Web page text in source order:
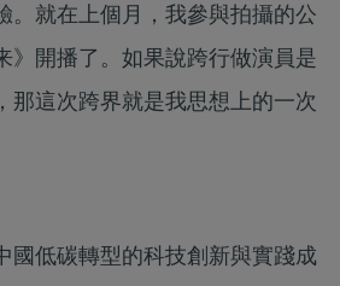
。就在上個月，我參與拍攝的公
》開播了。如果說跨行做演員是
那這次跨界就是我思想上的一次
國低碳轉型的科技創新與實踐成